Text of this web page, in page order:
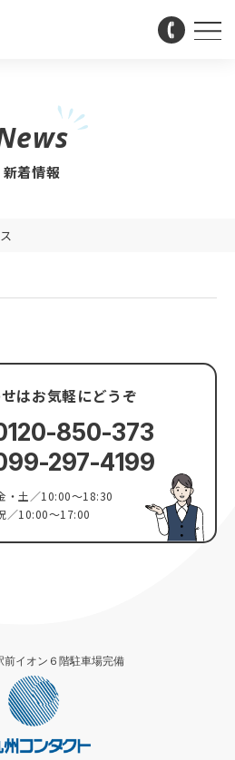
新着情報
はお気軽にどうぞ
850-373
297-4199
・土／10:00～18:30
／10:00～17:00
前イオン６階駐車場完備